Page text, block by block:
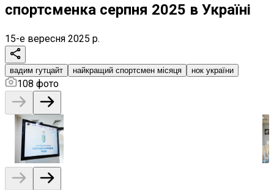
спортсменка серпня 2025 в Україні
15-е вересня 2025 р.
вадим гутцайт найкращий спортсмен місяця нок україни
108 фото